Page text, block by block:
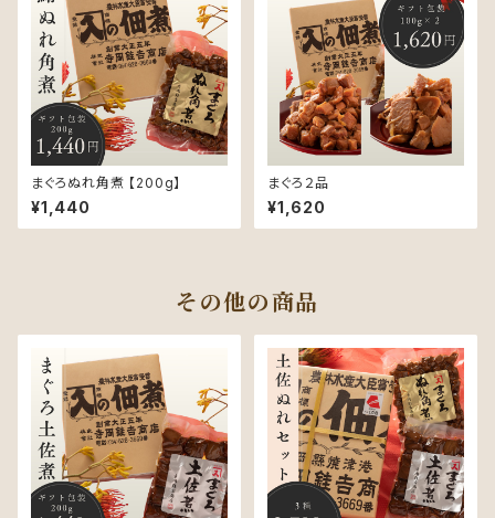
まぐろぬれ角煮 【200g】
¥1,440
まぐろ２品
¥1,620
その他の商品